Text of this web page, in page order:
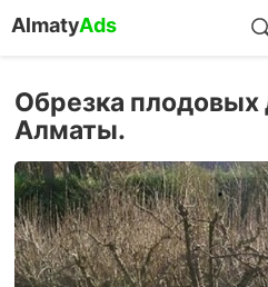
AlmatyAds
Обрезка плодовых
Алматы.